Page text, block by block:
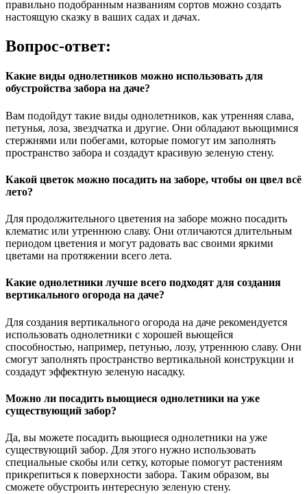
правильно подобранным названиям сортов можно создать
настоящую сказку в ваших садах и дачах.
Вопрос-ответ:
Какие виды однолетников можно использовать для
обустройства забора на даче?
Вам подойдут такие виды однолетников, как утренняя слава,
петунья, лоза, звездчатка и другие. Они обладают вьющимися
стержнями или побегами, которые помогут им заполнять
пространство забора и создадут красивую зеленую стену.
Какой цветок можно посадить на заборе, чтобы он цвел всё
лето?
Для продолжительного цветения на заборе можно посадить
клематис или утреннюю славу. Они отличаются длительным
периодом цветения и могут радовать вас своими яркими
цветами на протяжении всего лета.
Какие однолетники лучше всего подходят для создания
вертикального огорода на даче?
Для создания вертикального огорода на даче рекомендуется
использовать однолетники с хорошей вьющейся
способностью, например, петунью, лозу, утреннюю славу. Они
смогут заполнять пространство вертикальной конструкции и
создадут эффектную зеленую насадку.
Можно ли посадить вьющиеся однолетники на уже
существующий забор?
Да, вы можете посадить вьющиеся однолетники на уже
существующий забор. Для этого нужно использовать
специальные скобы или сетку, которые помогут растениям
прикрепиться к поверхности забора. Таким образом, вы
сможете обустроить интересную зеленую стену.